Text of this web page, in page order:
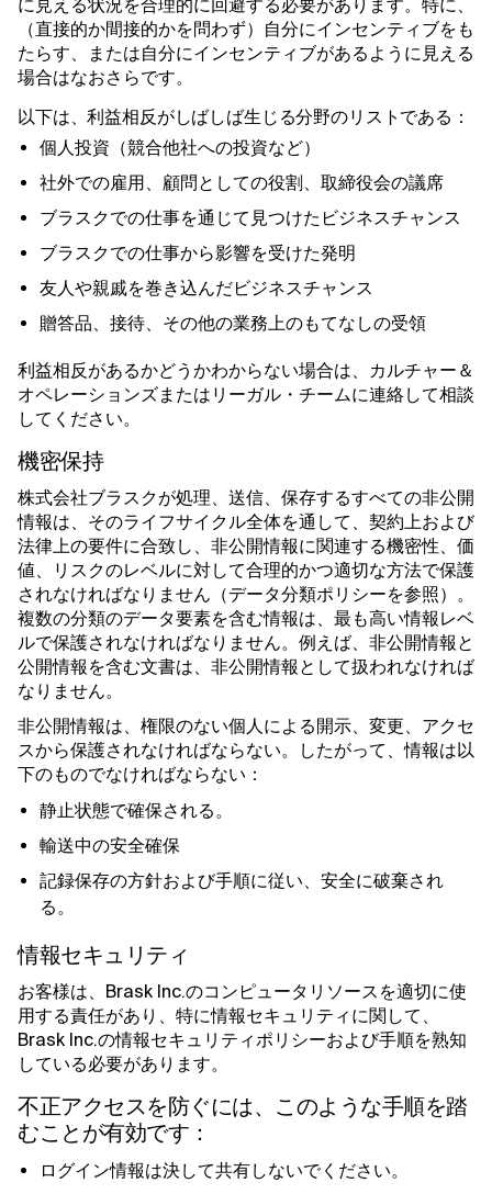
に見える状況を合理的に回避する必要があります。特に、
（直接的か間接的かを問わず）自分にインセンティブをも
たらす、または自分にインセンティブがあるように見える
場合はなおさらです。
以下は、利益相反がしばしば生じる分野のリストである：
個人投資（競合他社への投資など）
社外での雇用、顧問としての役割、取締役会の議席
ブラスクでの仕事を通じて見つけたビジネスチャンス
ブラスクでの仕事から影響を受けた発明
友人や親戚を巻き込んだビジネスチャンス
贈答品、接待、その他の業務上のもてなしの受領
利益相反があるかどうかわからない場合は、カルチャー＆
オペレーションズまたはリーガル・チームに連絡して相談
してください。
機密保持
株式会社ブラスクが処理、送信、保存するすべての非公開
情報は、そのライフサイクル全体を通して、契約上および
法律上の要件に合致し、非公開情報に関連する機密性、価
値、リスクのレベルに対して合理的かつ適切な方法で保護
されなければなりません（データ分類ポリシーを参照）。
複数の分類のデータ要素を含む情報は、最も高い情報レベ
ルで保護されなければなりません。例えば、非公開情報と
公開情報を含む文書は、非公開情報として扱われなければ
なりません。
非公開情報は、権限のない個人による開示、変更、アクセ
スから保護されなければならない。したがって、情報は以
下のものでなければならない：
静止状態で確保される。
輸送中の安全確保
記録保存の方針および手順に従い、安全に破棄され
る。
情報セキュリティ
お客様は、Brask Inc.のコンピュータリソースを適切に使
用する責任があり、特に情報セキュリティに関して、
Brask Inc.の情報セキュリティポリシーおよび手順を熟知
している必要があります。
不正アクセスを防ぐには、このような手順を踏
むことが有効です：
ログイン情報は決して共有しないでください。